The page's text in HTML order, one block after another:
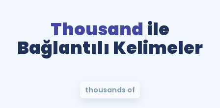
Thousand ile
Bağlantılı Kelimeler
thousands of